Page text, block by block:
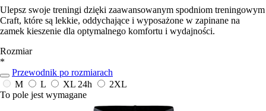
Ulepsz swoje treningi dzięki zaawansowanym spodniom treningowym
Craft, które są lekkie, oddychające i wyposażone w zapinane na
zamek kieszenie dla optymalnego komfortu i wydajności.
Rozmiar
*
Przewodnik po rozmiarach
M
L XL 24h
2XL
To pole jest wymagane